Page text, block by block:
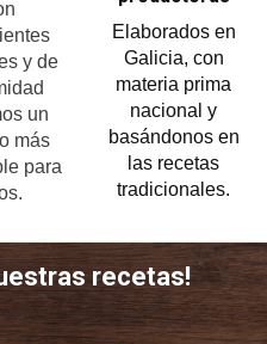
y de
un
más
para
Elaborados en
Galicia, con
materia prima
nacional y
basándonos en
las recetas
tradicionales.
recetas!